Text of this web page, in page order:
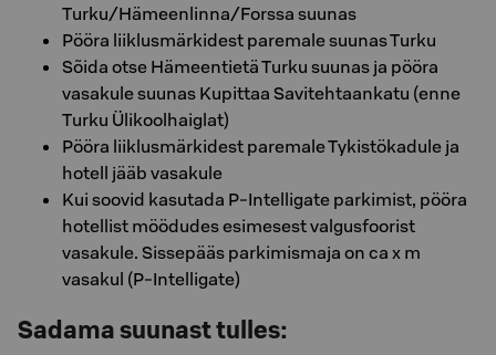
Turku/Hämeenlinna/Forssa suunas
Pööra liiklusmärkidest paremale suunas Turku
Sõida otse Hämeentietä Turku suunas ja pööra
vasakule suunas Kupittaa Savitehtaankatu (enne
Turku Ülikoolhaiglat)
Pööra liiklusmärkidest paremale Tykistökadule ja
hotell jääb vasakule
Kui soovid kasutada P-Intelligate parkimist, pööra
hotellist möödudes esimesest valgusfoorist
vasakule. Sissepääs parkimismaja on ca x m
vasakul (P-Intelligate)
Sadama suunast tulles: